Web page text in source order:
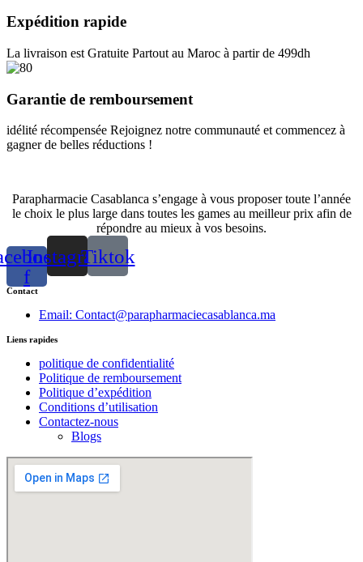
Expédition rapide
La livraison est Gratuite Partout au Maroc à partir de 499dh
Garantie de remboursement
idélité récompensée Rejoignez notre communauté et commencez à
gagner de belles réductions !
Parapharmacie Casablanca s’engage à vous proposer toute l’année
le choix le plus large dans toutes les games au meilleur prix afin de
répondre au mieux à vos besoins.
f
InstagramTiktok
Contact
Email: Contact@parapharmaciecasablanca.ma
Liens rapides
politique de confidentialité
Politique de remboursement
Politique d’expédition
Conditions d’utilisation
Contactez-nous
Blogs